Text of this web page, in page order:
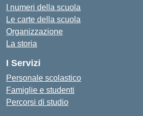
I numeri della scuola
Le carte della scuola
Organizzazione
La storia
I Servizi
Personale scolastico
Famiglie e studenti
Percorsi di studio